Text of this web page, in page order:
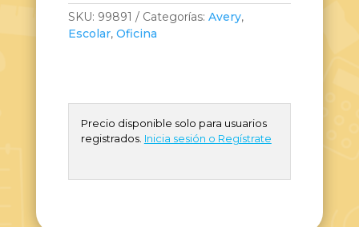
SKU: 99891 Categorías: Avery,
Escolar, Oficina
Precio disponible solo para usuarios
registrados. Inicia sesión o Regístrate